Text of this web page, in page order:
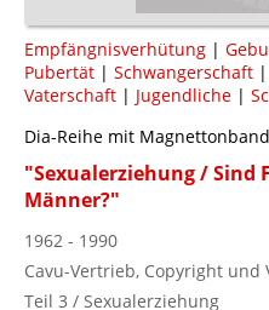
Empfängnisverhütung |
Pubertät | Schwangerschaft |
Vaterschaft | Jugendliche |
Dia-Reihe mit Magnettonband
"Sexualerziehung / Sind
Männer?"
1962 - 1990
Cavu-Vertrieb, Copyright und
Teil 3 / Sexualerziehung